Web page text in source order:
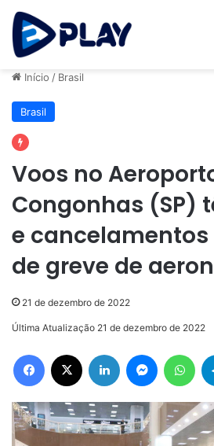
Início / Brasil
Brasil
Voos no
Congonhas (SP)
e cancelamentos
de greve de
21 de dezembro de 2022
Última Atualização 21 de dezembro de 2022
Facebook Linkedin Messenger